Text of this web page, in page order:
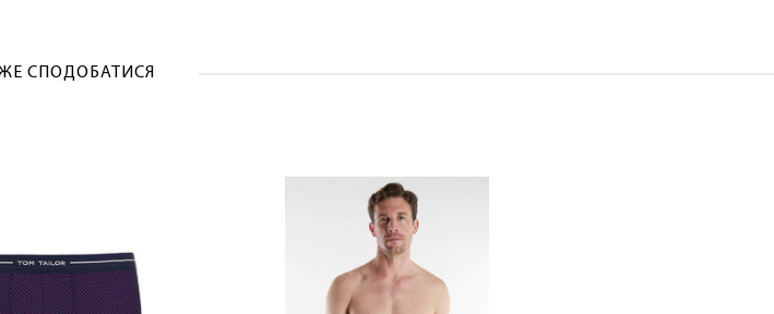
СПОДОБАТИСЯ